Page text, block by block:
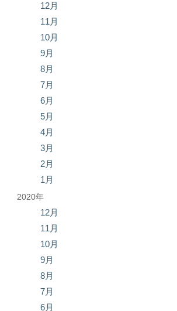
12月
11月
10月
9月
8月
7月
6月
5月
4月
3月
2月
1月
2020年
12月
11月
10月
9月
8月
7月
6月